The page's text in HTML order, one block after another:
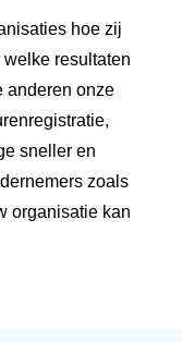
hoe zij
resultaten
anderen onze
sneller en
zoals
organisatie kan